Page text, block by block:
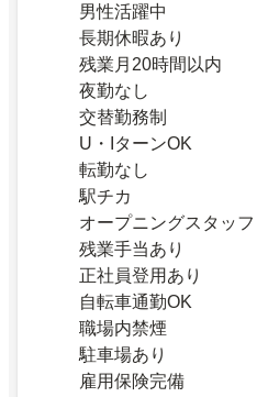
男性活躍中
長期休暇あり
残業月20時間以内
夜勤なし
交替勤務制
U・IターンOK
転勤なし
駅チカ
オープニングスタッフ
残業手当あり
正社員登用あり
自転車通勤OK
職場内禁煙
駐車場あり
雇用保険完備